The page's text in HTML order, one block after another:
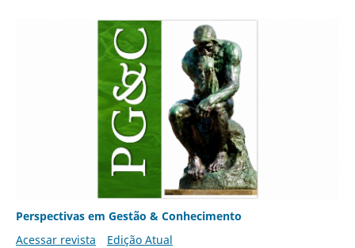
Perspectivas em Gestão & Conhecimento
Acessar revista
Edição Atual